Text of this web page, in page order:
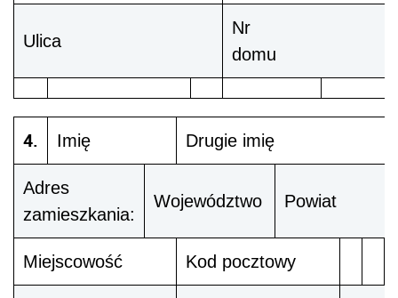
Ulica
Nr
domu
4. Imię Drugie imię
Adres
zamieszkania:
Województwo Powiat
Miejscowość Kod pocztowy